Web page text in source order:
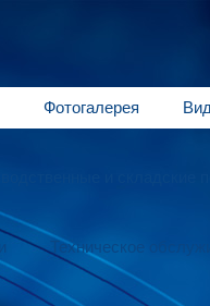
Фотогалерея
Техническое